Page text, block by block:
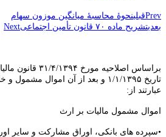
Prevقبلینحوۀ محاسبۀ میانگین موزون سهام
بعدیتشریح ماده ۷۰ قانون تأمین اجتماعی Next
براساس اصلاحیه
تاریخ ۱/۱/۱۳۹۵ و بعد از آن اموال
عبارتند از:
اموال مشمول مالیات بر ارث
•سپرده های بانکی، اوراق مشارکت و سایر